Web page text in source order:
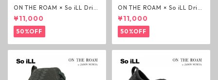
ON THE ROAM × So iLL Drift
er ライフスタイルシューズ ウ
ルフブラック オンザローム ジ
ェイソンモモア OTR スニーカ
ー
¥11,000
50%OFF
ON THE ROAM × So iLL Drift
er ライフスタイルシューズ ダ
ーティーピンク オンザローム
ジェイソンモモア OTR スニー
カー
¥11,000
50%OFF